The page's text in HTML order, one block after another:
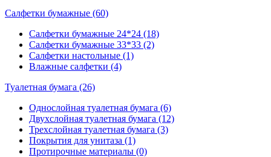
Салфетки бумажные (60)
Салфетки бумажные 24*24 (18)
Салфетки бумажные 33*33 (2)
Салфетки настольные (1)
Влажные салфетки (4)
Туалетная бумага (26)
Однослойная туалетная бумага (6)
Двухслойная туалетная бумага (12)
Трехслойная туалетная бумага (3)
Покрытия для унитаза (1)
Протирочные материалы (0)